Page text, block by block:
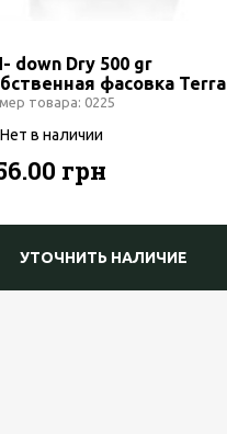
down Dry 500 gr
фасовка Terra
/GHE
товара: 0225
Нет в наличии
грн
УТОЧНИТЬ НАЛИЧИЕ